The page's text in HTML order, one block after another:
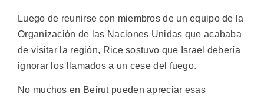
Luego de reunirse con miembros de un equipo de la
Organización de las Naciones Unidas que acababa
de visitar la región, Rice sostuvo que Israel debería
ignorar los llamados a un cese del fuego.
No muchos en Beirut pueden apreciar esas